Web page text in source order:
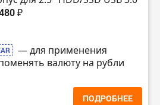
₽
— для применения
валюту на рубли
ПОДРОБНЕЕ